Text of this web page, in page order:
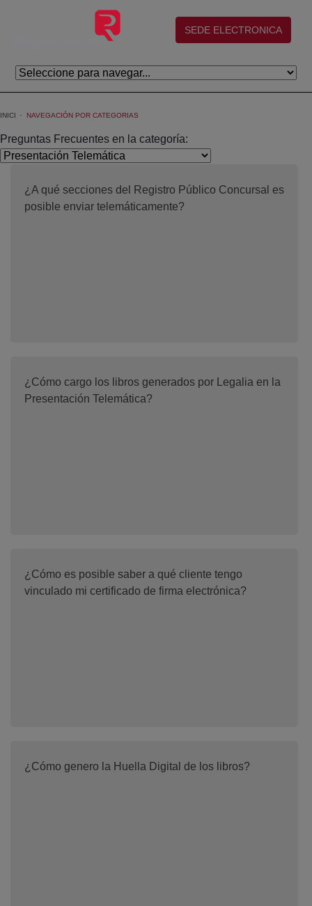
Salta al contingut principal
(abre en nueva ventana)
SEDE ELECTRONICA
INICI NAVEGACIÓN POR CATEGORIAS
Preguntas Frecuentes en la categoría:
¿A qué secciones del Registro Público Concursal es
posible enviar telemáticamente?
¿Cómo cargo los libros generados por Legalia en la
Presentación Telemática?
¿Cómo es posible saber a qué cliente tengo
vinculado mi certificado de firma electrónica?
¿Cómo genero la Huella Digital de los libros?